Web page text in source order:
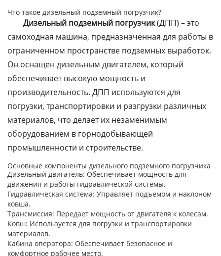
Что такое дизельный подземный погрузчик?
Дизельный подземный погрузчик(ДПП) – это
самоходная машина, предназначенная для работы в
ограниченном пространстве подземных выработок.
Он оснащен дизельным двигателем, который
обеспечивает высокую мощность и
производительность. ДПП используются для
погрузки, транспортировки и разгрузки различных
материалов, что делает их незаменимым
оборудованием в горнодобывающей
промышленности и строительстве.
Основные компоненты дизельного подземного погрузчика
Дизельный двигатель: Обеспечивает мощность для
движения и работы гидравлической системы.
Гидравлическая система: Управляет подъемом и наклоном
ковша.
Трансмиссия: Передает мощность от двигателя к колесам.
Ковш: Используется для погрузки и транспортировки
материалов.
Кабина оператора: Обеспечивает безопасное и
комфортное рабочее место.